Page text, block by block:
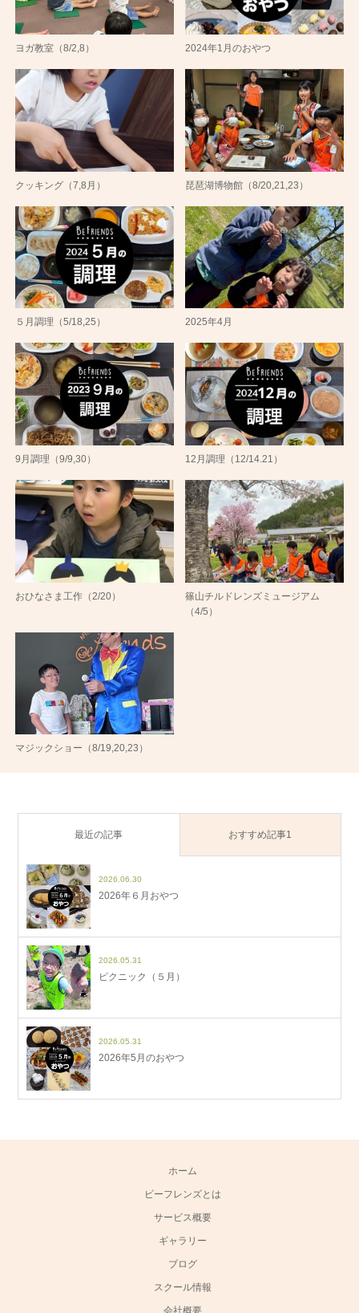
ヨガ教室（8/2,8） 2024年1月のおやつ
クッキング（7,8月） 琵琶湖博物館（8/20,21,23）
５月調理（5/18,25） 2025年4月
9月調理（9/9,30） 12月調理（12/14.21）
おひなさま工作（2/20）
篠山チルドレンズミュージアム
（4/5）
マジックショー（8/19,20,23）
最近の記事 おすすめ記事1
2026.06.30
2026年６月おやつ
2026.05.31
ピクニック（５月）
2026.05.31
2026年5月のおやつ
ホーム
ビーフレンズとは
サービス概要
ギャラリー
ブログ
スクール情報
会社概要